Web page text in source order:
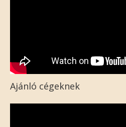
Ajánló cégeknek